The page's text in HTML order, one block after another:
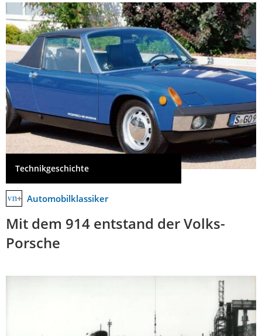
Technikgeschichte
Automobilklassiker
Mit dem 914 entstand der Volks-
Porsche